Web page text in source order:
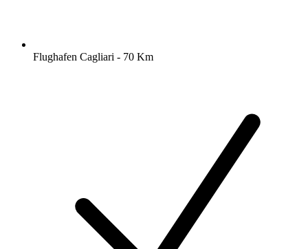
Flughafen Cagliari - 70 Km